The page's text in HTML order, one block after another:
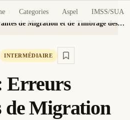
Categories Aspel IMSS/SUA
CFDI 4.0 : Erreurs Courantes de Migration et de Timbrage des Factures
INTERMÉDIAIRE
Erreurs
de Migration